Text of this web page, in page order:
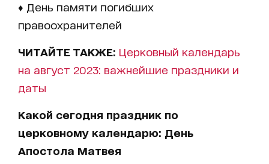
♦ День памяти погибших
правоохранителей
ЧИТАЙТЕ ТАКЖЕ: Церковный календарь
на август 2023: важнейшие праздники и
даты
Какой сегодня праздник по
церковному календарю: День
Апостола Матвея